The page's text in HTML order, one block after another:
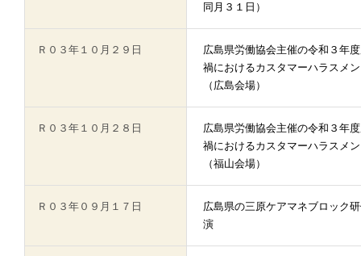
同月３１日）
Ｒ０３年１０月２９日
広島県労働協会主催の令和３年
禍におけるカスタマーハラスメ
（広島会場）
Ｒ０３年１０月２８日
広島県労働協会主催の令和３年
禍におけるカスタマーハラスメ
（福山会場）
Ｒ０３年０９月１７日
広島県の三原ケアマネブロック
演